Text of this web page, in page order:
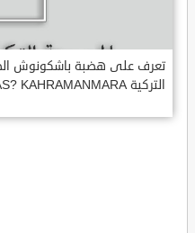
تعرف على هضبة باشكونوش
التركية BA?KONU? YAYLAS? KAHRAMANMARA?